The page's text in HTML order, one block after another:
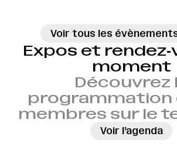
Voir tous les
Expos et
moment
Découvrez
programmation
membres sur le
Voir l’agenda